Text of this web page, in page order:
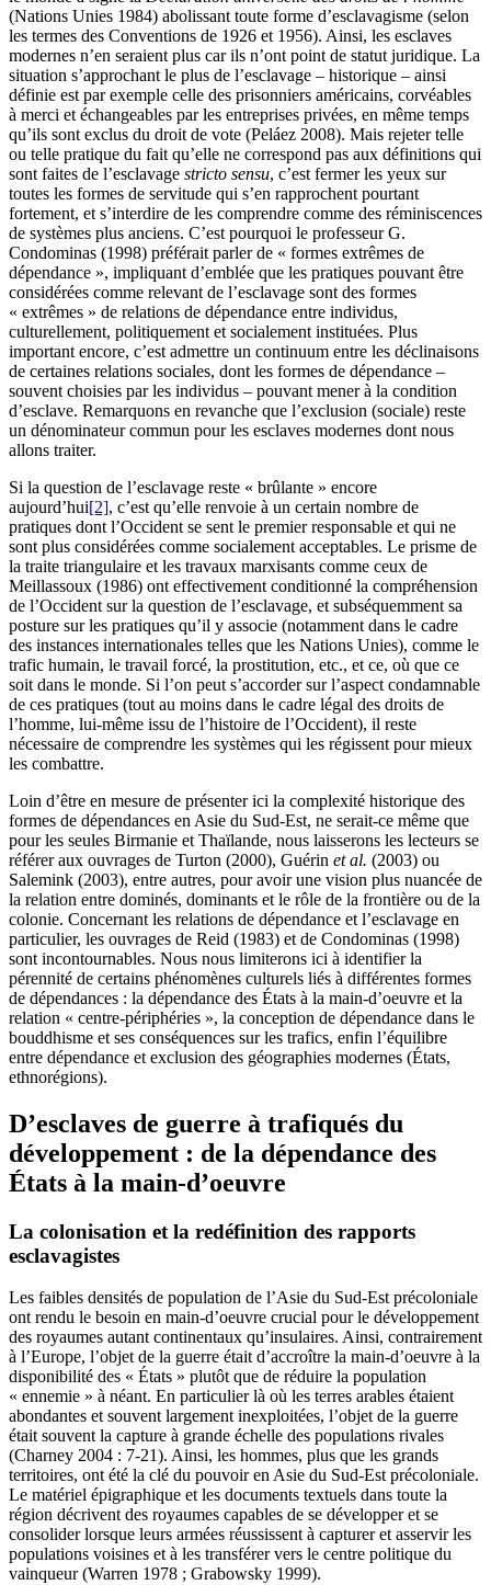
(Nations Unies 1984) abolissant toute forme d’esclavagisme (selon
les termes des Conventions de 1926 et 1956). Ainsi, les esclaves
modernes n’en seraient plus car ils n’ont point de statut juridique. La
situation s’approchant le plus de l’esclavage – historique – ainsi
définie est par exemple celle des prisonniers américains, corvéables
à merci et échangeables par les entreprises privées, en même temps
qu’ils sont exclus du droit de vote (Peláez 2008). Mais rejeter telle
ou telle pratique du fait qu’elle ne correspond pas aux définitions qui
sont faites de l’esclavage stricto sensu, c’est fermer les yeux sur
toutes les formes de servitude qui s’en rapprochent pourtant
fortement, et s’interdire de les comprendre comme des réminiscences
de systèmes plus anciens. C’est pourquoi le professeur G.
Condominas (1998) préférait parler de « formes extrêmes de
dépendance », impliquant d’emblée que les pratiques pouvant être
considérées comme relevant de l’esclavage sont des formes
« extrêmes » de relations de dépendance entre individus,
culturellement, politiquement et socialement instituées. Plus
important encore, c’est admettre un continuum entre les déclinaisons
de certaines relations sociales, dont les formes de dépendance –
souvent choisies par les individus – pouvant mener à la condition
d’esclave. Remarquons en revanche que l’exclusion (sociale) reste
un dénominateur commun pour les esclaves modernes dont nous
allons traiter.
Si la question de l’esclavage reste « brûlante » encore
aujourd’hui[2], c’est qu’elle renvoie à un certain nombre de
pratiques dont l’Occident se sent le premier responsable et qui ne
sont plus considérées comme socialement acceptables. Le prisme de
la traite triangulaire et les travaux marxisants comme ceux de
Meillassoux (1986) ont effectivement conditionné la compréhension
de l’Occident sur la question de l’esclavage, et subséquemment sa
posture sur les pratiques qu’il y associe (notamment dans le cadre
des instances internationales telles que les Nations Unies), comme le
trafic humain, le travail forcé, la prostitution, etc., et ce, où que ce
soit dans le monde. Si l’on peut s’accorder sur l’aspect condamnable
de ces pratiques (tout au moins dans le cadre légal des droits de
l’homme, lui-même issu de l’histoire de l’Occident), il reste
nécessaire de comprendre les systèmes qui les régissent pour mieux
les combattre.
Loin d’être en mesure de présenter ici la complexité historique des
formes de dépendances en Asie du Sud-Est, ne serait-ce même que
pour les seules Birmanie et Thaïlande, nous laisserons les lecteurs se
référer aux ouvrages de Turton (2000), Guérin et al. (2003) ou
Salemink (2003), entre autres, pour avoir une vision plus nuancée de
la relation entre dominés, dominants et le rôle de la frontière ou de la
colonie. Concernant les relations de dépendance et l’esclavage en
particulier, les ouvrages de Reid (1983) et de Condominas (1998)
sont incontournables. Nous nous limiterons ici à identifier la
pérennité de certains phénomènes culturels liés à différentes formes
de dépendances : la dépendance des États à la main-d’oeuvre et la
relation « centre-périphéries », la conception de dépendance dans le
bouddhisme et ses conséquences sur les trafics, enfin l’équilibre
entre dépendance et exclusion des géographies modernes (États,
ethnorégions).
D’esclaves de guerre à trafiqués du
développement : de la dépendance des
États à la main-d’oeuvre
La colonisation et la redéfinition des rapports
esclavagistes
Les faibles densités de population de l’Asie du Sud-Est précoloniale
ont rendu le besoin en main-d’oeuvre crucial pour le développement
des royaumes autant continentaux qu’insulaires. Ainsi, contrairement
à l’Europe, l’objet de la guerre était d’accroître la main-d’oeuvre à la
disponibilité des « États » plutôt que de réduire la population
« ennemie » à néant. En particulier là où les terres arables étaient
abondantes et souvent largement inexploitées, l’objet de la guerre
était souvent la capture à grande échelle des populations rivales
(Charney 2004 : 7-21). Ainsi, les hommes, plus que les grands
territoires, ont été la clé du pouvoir en Asie du Sud-Est précoloniale.
Le matériel épigraphique et les documents textuels dans toute la
région décrivent des royaumes capables de se développer et se
consolider lorsque leurs armées réussissent à capturer et asservir les
populations voisines et à les transférer vers le centre politique du
vainqueur (Warren 1978 ; Grabowsky 1999).